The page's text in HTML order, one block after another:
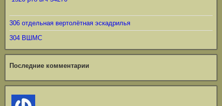
306 отдельная вертолётная эскадрилья
304 ВШМС
Последние комментарии